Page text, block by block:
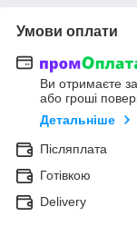
Умови оплати
Ви отримаєте
або гроші
Детальніше
Післяплата
Готівкою
Delivery